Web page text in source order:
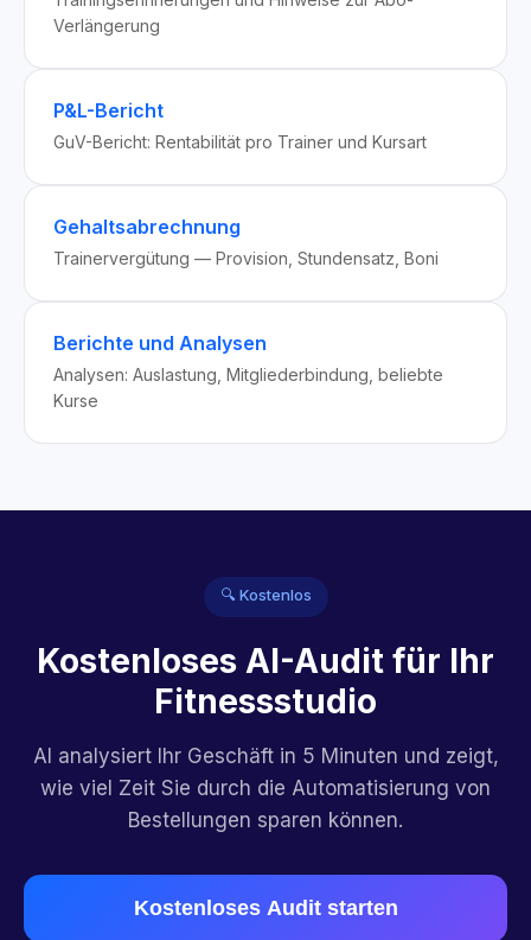
Verlängerung
P&L-Bericht
GuV-Bericht: Rentabilität pro Trainer und Kursart
Gehaltsabrechnung
Trainervergütung — Provision, Stundensatz, Boni
Berichte und Analysen
Analysen: Auslastung, Mitgliederbindung, beliebte
Kurse
🔍 Kostenlos
Kostenloses AI-Audit für Ihr
Fitnessstudio
AI analysiert Ihr Geschäft in 5 Minuten und zeigt,
wie viel Zeit Sie durch die Automatisierung von
Bestellungen sparen können.
Kostenloses Audit starten